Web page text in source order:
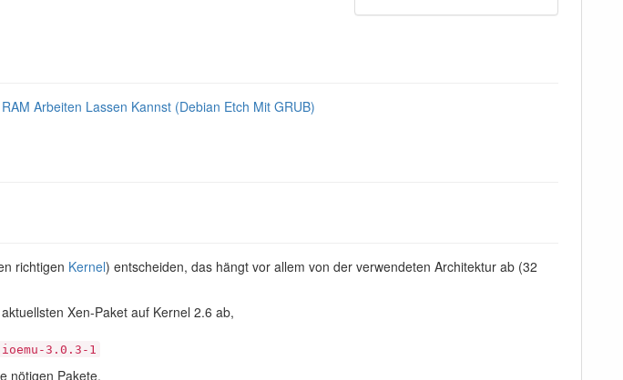
Arbeiten Lassen Kannst (Debian Etch Mit GRUB)
richtigen Kernel) entscheiden, das hängt vor allem von der verwendeten Architektur ab (32
Xen-Paket auf Kernel 2.6 ab,
3.0.3-1
nötigen Pakete.